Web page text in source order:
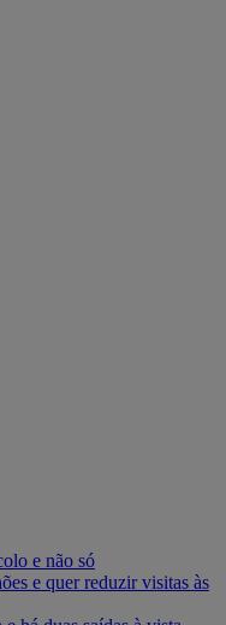
e não só
e quer reduzir visitas às